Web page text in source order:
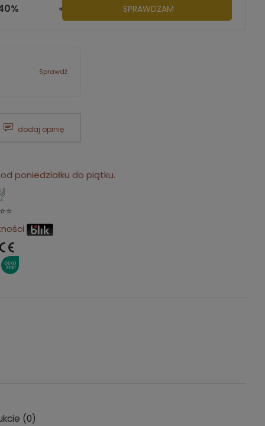
SPRAWDZAM
********
Sprawdź
dodaj opinię
poniedziałku do piątku.
(0)